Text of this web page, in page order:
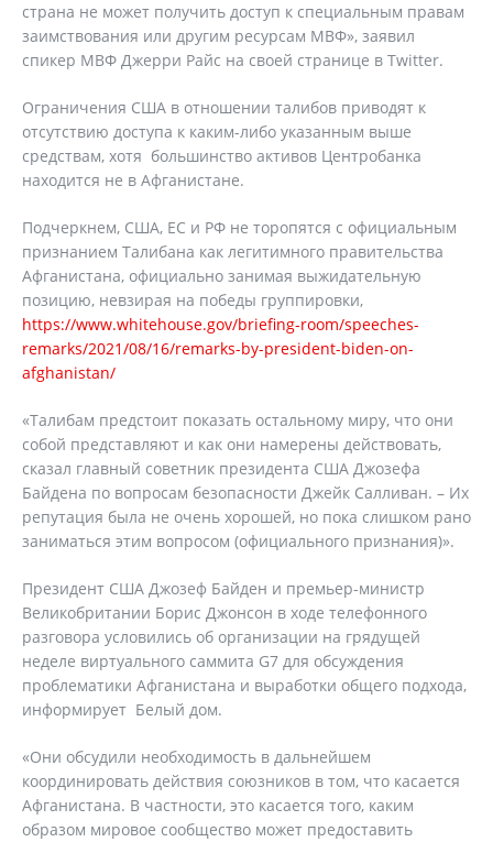
страна не может получить доступ к специальным правам
заимствования или другим ресурсам МВФ», заявил
спикер МВФ Джерри Райс на своей странице в Twitter.
Ограничения США в отношении талибов приводят к
отсутствию доступа к каким-либо указанным выше
средствам, хотя большинство активов Центробанка
находится не в Афганистане.
Подчеркнем, США, ЕС и РФ не торопятся с официальным
признанием Талибана как легитимного правительства
Афганистана, официально занимая выжидательную
позицию, невзирая на победы группировки,
https://www.whitehouse.gov/briefing-room/speeches-
remarks/2021/08/16/remarks-by-president-biden-on-
afghanistan/
«Талибам предстоит показать остальному миру, что они
собой представляют и как они намерены действовать,
сказал главный советник президента США Джозефа
Байдена по вопросам безопасности Джейк Салливан. – Их
репутация была не очень хорошей, но пока слишком рано
заниматься этим вопросом (официального признания)».
Президент США Джозеф Байден и премьер-министр
Великобритании Борис Джонсон в ходе телефонного
разговора условились об организации на грядущей
неделе виртуального саммита G7 для обсуждения
проблематики Афганистана и выработки общего подхода,
информирует Белый дом.
«Они обсудили необходимость в дальнейшем
координировать действия союзников в том, что касается
Афганистана. В частности, это касается того, каким
образом мировое сообщество может предоставить